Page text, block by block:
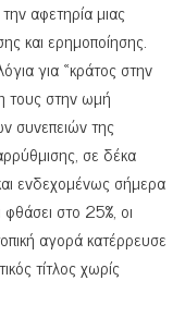
αφετηρία μιας
και ερημοποίησης.
για «κράτος στην
τους στην ωμή
συνεπειών της
σε δέκα
ενδεχομένως σήμερα
στο 25%, οι
αγορά κατέρρευσε
τίτλος χωρίς